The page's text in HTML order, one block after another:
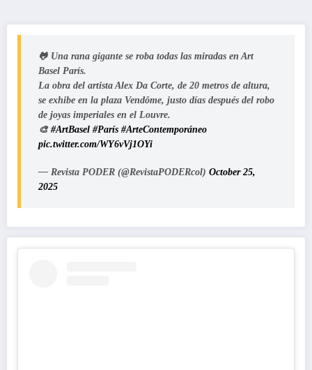
🐸 Una rana gigante se roba todas las miradas en Art
Basel París.
La obra del artista Alex Da Corte, de 20 metros de altura,
se exhibe en la plaza Vendôme, justo días después del robo
de joyas imperiales en el Louvre.
🎨 #ArtBasel #París #ArteContemporáneo
pic.twitter.com/WY6vVj1OYi
— Revista PODER (@RevistaPODERcol) October 25,
2025